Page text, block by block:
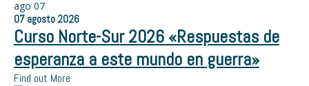
ago 07
07 agosto 2026
Curso Norte-Sur 2026 «Respuestas de
esperanza a este mundo en guerra»
Find out More